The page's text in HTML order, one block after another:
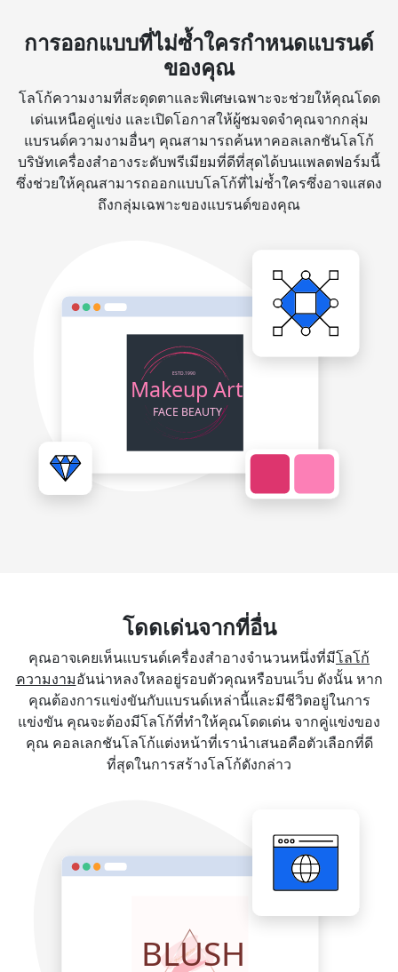
การออกแบบที่ไม่ซ้ำใครกำหนดแบรนด์
ของคุณ
โลโก้ความงามที่สะดุดตาและพิเศษเฉพาะจะช่วยให้คุณโดด
เด่นเหนือคู่แข่ง และเปิดโอกาสให้ผู้ชมจดจำคุณจากกลุ่ม
แบรนด์ความงามอื่นๆ คุณสามารถค้นหาคอลเลกชันโลโก้
บริษัทเครื่องสำอางระดับพรีเมียมที่ดีที่สุดได้บนแพลตฟอร์มนี้
ซึ่งช่วยให้คุณสามารถออกแบบโลโก้ที่ไม่ซ้ำใครซึ่งอาจแสดง
ถึงกลุ่มเฉพาะของแบรนด์ของคุณ
โดดเด่นจากที่อื่น
คุณอาจเคยเห็นแบรนด์เครื่องสำอางจำนวนหนึ่งที่มีโลโก้
ความงามอันน่าหลงใหลอยู่รอบตัวคุณหรือบนเว็บ ดังนั้น หาก
คุณต้องการแข่งขันกับแบรนด์เหล่านี้และมีชีวิตอยู่ในการ
แข่งขัน คุณจะต้องมีโลโก้ที่ทำให้คุณโดดเด่น จากคู่แข่งของ
คุณ คอลเลกชันโลโก้แต่งหน้าที่เรานำเสนอคือตัวเลือกที่ดี
ที่สุดในการสร้างโลโก้ดังกล่าว